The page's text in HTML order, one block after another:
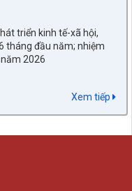
triển kinh tế-xã hội,
tháng đầu năm; nhiệm
2026
sở trên địa bàn xã
Xem tiếp